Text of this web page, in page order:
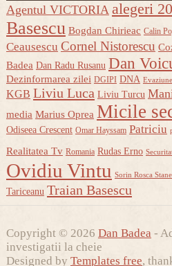
Agentul VICTORIA alegeri
Basescu Bogdan Chirieac Calin
Ceausescu Cornel Nistorescu
Badea Dan Radu Rusanu Dan
Dezinformarea zilei DGIPI DNA
KGB Liviu Luca Liviu Turcu
media Marius Oprea Micile
Odiseea Crescent Omar Hayssam Patriciu
Realitatea Tv Romania Rudas Erno
Ovidiu Vintu Sorin Rosca
Tariceanu Traian Basescu
Copyright © 2026 Dan Badea -
investigatii la cheie
Designed by Templates free,